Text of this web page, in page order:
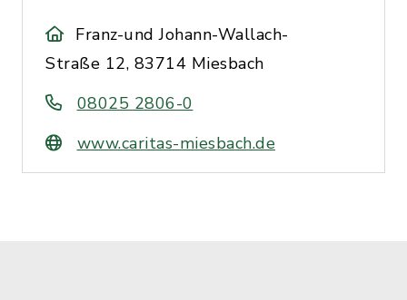
Franz-und Johann-Wallach-
Straße 12, 83714 Miesbach
08025 2806-0
www.caritas-miesbach.de